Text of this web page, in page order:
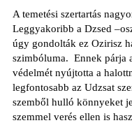
A temetési szertartás
Leggyakoribb a Dzsed
úgy gondolták ez Ozirisz
szimbóluma. Ennek párja
védelmét nyújtotta a
legfontosabb az Udzsat
szemből hulló könnyeket
szemmel verés ellen is